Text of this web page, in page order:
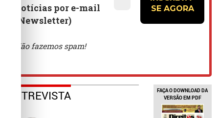
ENTREVISTA
FAÇA O DOWNLOAD DA
VERSÃO EM PDF